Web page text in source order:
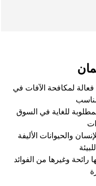
لمكافحة الآفات في
للغاية في السوق
والحيوانات الأليفة
رائحة وغيرها من الفوائد